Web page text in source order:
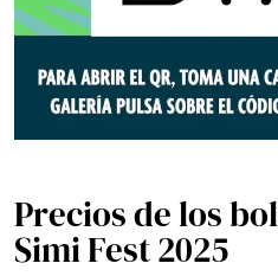
Precios de los
Simi Fest 2025